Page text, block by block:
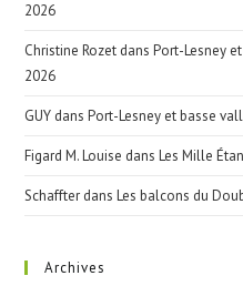
2026
Christine Rozet dansPort-Lesney
2026
GUY dansPort-Lesney et basse
Figard M. Louise dansLes Mille
Schaffter dansLes balcons du
Archives